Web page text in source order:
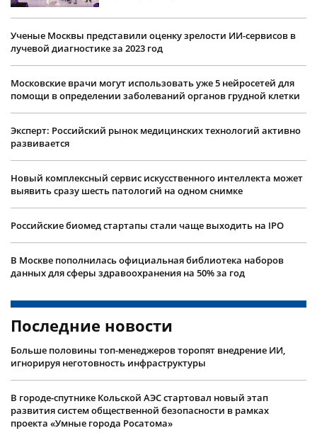
Ученые Москвы представили оценку зрелости ИИ-сервисов в
лучевой диагностике за 2023 год
Московские врачи могут использовать уже 5 нейросетей для
помощи в определении заболеваний органов грудной клетки
Эксперт: Российский рынок медицинских технологий активно
развивается
Новый комплексный сервис искусственного интеллекта может
выявить сразу шесть патологий на одном снимке
Российские биомед стартапы стали чаще выходить на IPO
В Москве пополнилась официальная библиотека наборов
данных для сферы здравоохранения на 50% за год
Последние новости
Больше половины топ-менеджеров торопят внедрение ИИ,
игнорируя неготовность инфраструктуры
В городе-спутнике Кольской АЭС стартовал новый этап
развития систем общественной безопасности в рамках
проекта «Умные города Росатома»